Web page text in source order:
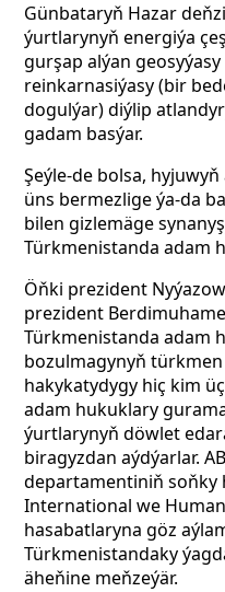
Günbataryň Hazar
ýurtlarynyň energiýa
gurşap alýan
reinkarnasiýasy (bir
dogulýar)diýlip
gadam basýar.
Şeýle-de bolsa,
üns bermezlige ýa-da
bilen gizlemäge
Türkmenistanda adam
Öňki prezident
prezident
Türkmenistanda adam
bozulmagynyň
hakykatydygy hiç kim
adam hukuklary
ýurtlarynyň döwlet
biragyzdan aýdýarlar.
departamentiniň soňky
International we
hasabatlaryna göz
Türkmenistandaky
äheňine meňzeýär.